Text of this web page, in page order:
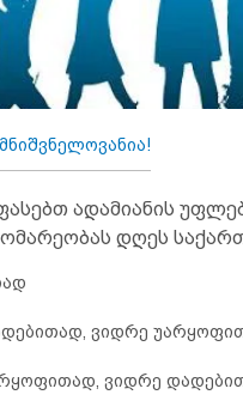
ადამიანის
დღეს
ვიდრე
ვიდრე